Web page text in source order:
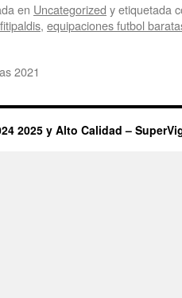
en Uncategorized y etiquetada
, equipaciones futbol
2021
2025 y Alto Calidad –